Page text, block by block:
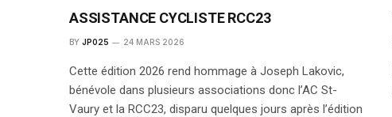
ASSISTANCE CYCLISTE RCC23
BY JP025 24 MARS 2026
Cette édition 2026 rend hommage à Joseph Lakovic,
bénévole dans plusieurs associations donc l’AC St-
Vaury et la RCC23, disparu quelques jours après l’édition